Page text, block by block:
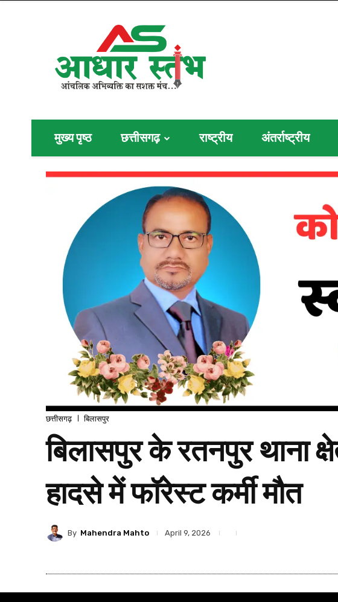
मुख्य पृष्ठ छत्तीसगढ़ राष्ट्रीय अंतर्राष्ट्रीय
छत्तीसगढ़ बिलासपुर
बिलासपुर के रतनपुर थाना
हादसे में फॉरेस्ट कर्मी मौत
By Mahendra Mahto April 9, 2026